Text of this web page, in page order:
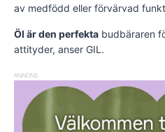
av medfödd eller förvärvad
Öl är den perfekta budbäraren
attityder, anser GIL.
ANNONS